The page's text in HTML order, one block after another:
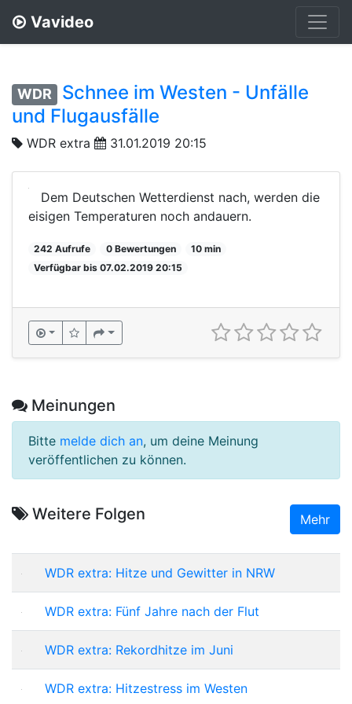
Vavideo
WDR
Schnee im Westen - Unfälle
und Flugausfälle
WDR extra 31.01.2019 20:15
Dem Deutschen Wetterdienst nach, werden die
eisigen Temperaturen noch andauern.
242 Aufrufe 0 Bewertungen
10 min
Verfügbar bis 07.02.2019 20:15
Meinungen
Bitte melde dich an, um deine Meinung
veröffentlichen zu können.
Weitere Folgen Mehr
WDR extra: Hitze und Gewitter in NRW
WDR extra: Fünf Jahre nach der Flut
WDR extra: Rekordhitze im Juni
WDR extra: Hitzestress im Westen